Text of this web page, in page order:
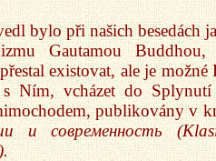
bylo při našich besedách
Gautamou
existovat, ale je
Ním, vcházet do
publikovány v
и современность